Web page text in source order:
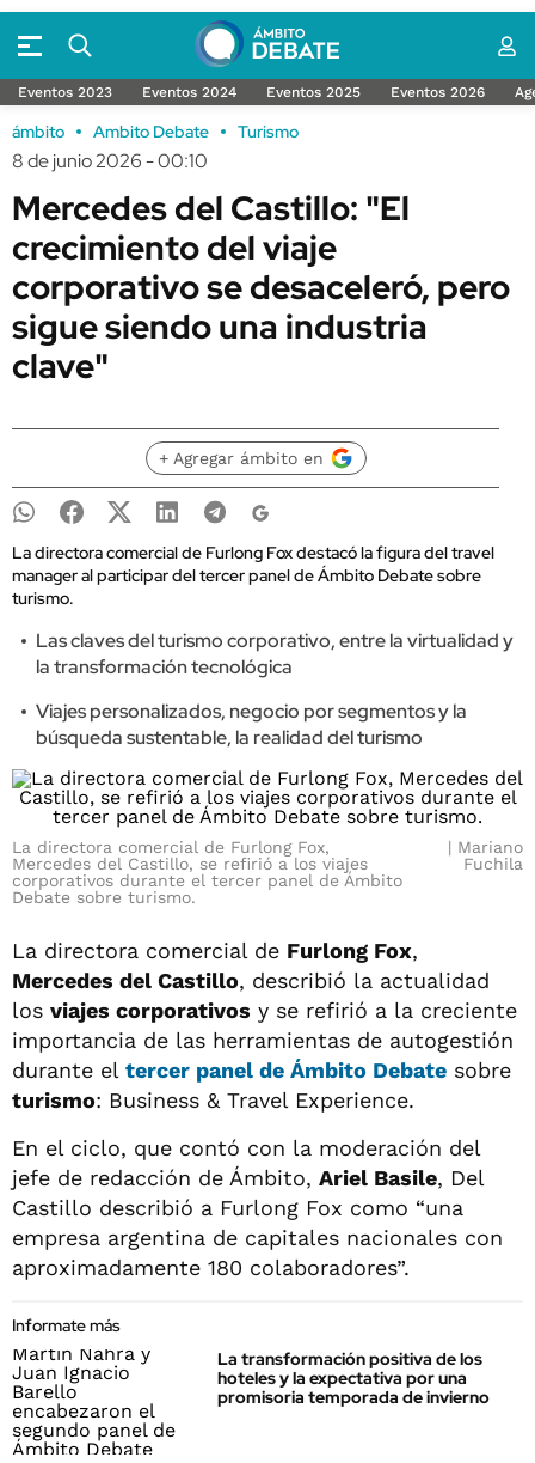
Eventos 2023 Eventos 2024 Eventos 2025 Eventos 2026
ámbito Ambito Debate Turismo
8 de junio 2026 - 00:10
Mercedes del Castillo: "El
crecimiento del viaje
corporativo se desaceleró, pero
sigue siendo una industria
clave"
+ Agregar ámbito en
La directora comercial de Furlong Fox destacó la figura del travel
manager al participar del tercer panel de Ámbito Debate sobre
turismo.
Las claves del turismo corporativo, entre la virtualidad y
la transformación tecnológica
Viajes personalizados, negocio por segmentos y la
búsqueda sustentable, la realidad del turismo
La directora comercial de Furlong Fox,
Mercedes del Castillo, se refirió a los viajes
corporativos durante el tercer panel de Ámbito
Debate sobre turismo.
Mariano
Fuchila
La directora comercial de Furlong Fox,
Mercedes del Castillo, describió la actualidad
los viajes corporativos y se refirió a la creciente
importancia de las herramientas de autogestión
durante el tercer panel de Ámbito Debate sobre
turismo: Business & Travel Experience.
En el ciclo, que contó con la moderación del
jefe de redacción de Ámbito, Ariel Basile, Del
Castillo describió a Furlong Fox como “una
empresa argentina de capitales nacionales con
aproximadamente 180 colaboradores”.
Informate más
La transformación positiva de los
hoteles y la expectativa por una
promisoria temporada de invierno